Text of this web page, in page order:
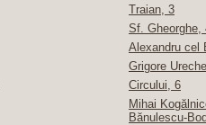
Traian, 3
Sf. Gheorghe,
Alexandru cel
Grigore
Circului, 6
Mihai
Bănulescu-